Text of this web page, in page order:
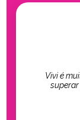
Vivi é